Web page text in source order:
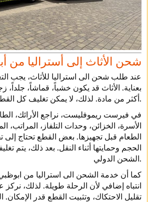
شحن الأثاث إلى أستراليا من
عند طلب شحن الى استراليا للأثاث، يجب
بعناية. الأثاث قد يكون خشباً، قماشاً، جلداً،
أكثر من مادة. لذلك، لا يمكن تغليف كل القطع بنفس الطريقة.
في فيرست ريموفليست، نراجع الأرائك،
الأسرة، الخزائن، وحدات التلفاز، المراتب،
الطعام قبل تجهيزها. بعض القطع تحتاج إلى
الحجم وحمايتها أثناء النقل. بعد ذلك، يتم
الشحن الدولي.
كما أن خدمة الشحن الى استراليا من ابوظبي
انتباه إضافي لأن الرحلة طويلة. لذلك، نركز
تقليل الاحتكاك، وتثبيت القطع قدر